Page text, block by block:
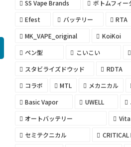
SS Vape Brands
ボトムフィー
Efest
バッテリー RTA
MK_VAPE_original
KoiKoi
ペン型
こいこい
スタビライズドウッド
RDTA
コラボ
MTL メカニカル
Basic Vapor
UWELL
オートバッテリー
セミテクニカル
CRITICAL